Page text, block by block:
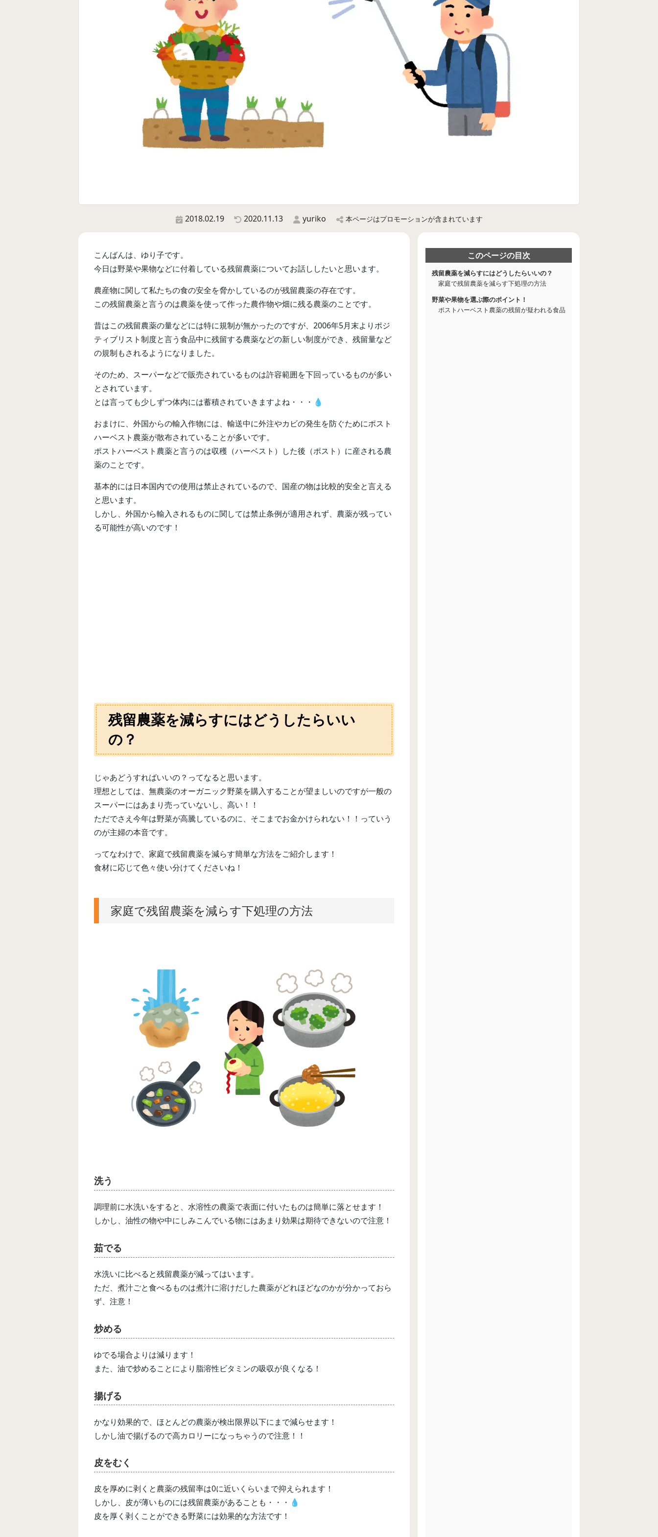
2018.02.19 2020.11.13 yuriko 本ページはプロモーションが含まれています
このページの目次
残留農薬を減らすにはどうしたらいいの？
家庭で残留農薬を減らす下処理の方法
野菜や果物を選ぶ際のポイント！
ポストハーベスト農薬の残留が疑われる食品
こんばんは、ゆり子です。
今日は野菜や果物などに付着している残留農薬についてお話ししたいと思います。
農産物に関して私たちの食の安全を脅かしているのが残留農薬の存在です。
この残留農薬と言うのは農薬を使って作った農作物や畑に残る農薬のことです。
昔はこの残留農薬の量などには特に規制が無かったのですが、2006年5月末よりポジ
ティブリスト制度と言う食品中に残留する農薬などの新しい制度ができ、残留量など
の規制もされるようになりました。
そのため、スーパーなどで販売されているものは許容範囲を下回っているものが多い
とされています。
とは言っても少しずつ体内には蓄積されていきますよね・・・💧
おまけに、外国からの輸入作物には、輸送中に外注やカビの発生を防ぐためにポスト
ハーベスト農薬が散布されていることが多いです。
ポストハーベスト農薬と言うのは収穫（ハーベスト）した後（ポスト）に産される農
薬のことです。
基本的には日本国内での使用は禁止されているので、国産の物は比較的安全と言える
と思います。
しかし、外国から輸入されるものに関しては禁止条例が適用されず、農薬が残ってい
る可能性が高いのです！
残留農薬を減らすにはどうしたらいい
の？
じゃあどうすればいいの？ってなると思います。
理想としては、無農薬のオーガニック野菜を購入することが望ましいのですが一般の
スーパーにはあまり売っていないし、高い！！
ただでさえ今年は野菜が高騰しているのに、そこまでお金かけられない！！っていう
のが主婦の本音です。
ってなわけで、家庭で残留農薬を減らす簡単な方法をご紹介します！
食材に応じて色々使い分けてくださいね！
家庭で残留農薬を減らす下処理の方法
洗う
調理前に水洗いをすると、水溶性の農薬で表面に付いたものは簡単に落とせます！
しかし、油性の物や中にしみこんでいる物にはあまり効果は期待できないので注意！
茹でる
水洗いに比べると残留農薬が減ってはいます。
ただ、煮汁ごと食べるものは煮汁に溶けだした農薬がどれほどなのかが分かっておら
ず、注意！
炒める
ゆでる場合よりは減ります！
また、油で炒めることにより脂溶性ビタミンの吸収が良くなる！
揚げる
かなり効果的で、ほとんどの農薬が検出限界以下にまで減らせます！
しかし油で揚げるので高カロリーになっちゃうので注意！！
皮をむく
皮を厚めに剥くと農薬の残留率は0に近いくらいまで抑えられます！
しかし、皮が薄いものには残留農薬があることも・・・💧
皮を厚く剥くことができる野菜には効果的な方法です！